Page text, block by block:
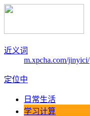
近义词
m.xpcha.com/jinyici/
定位中
日常生活
学习计算